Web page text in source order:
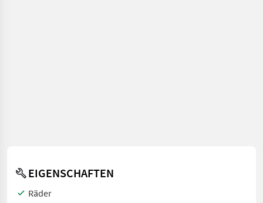
EIGENSCHAFTEN
Räder